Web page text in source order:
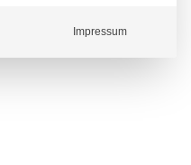
Impressum